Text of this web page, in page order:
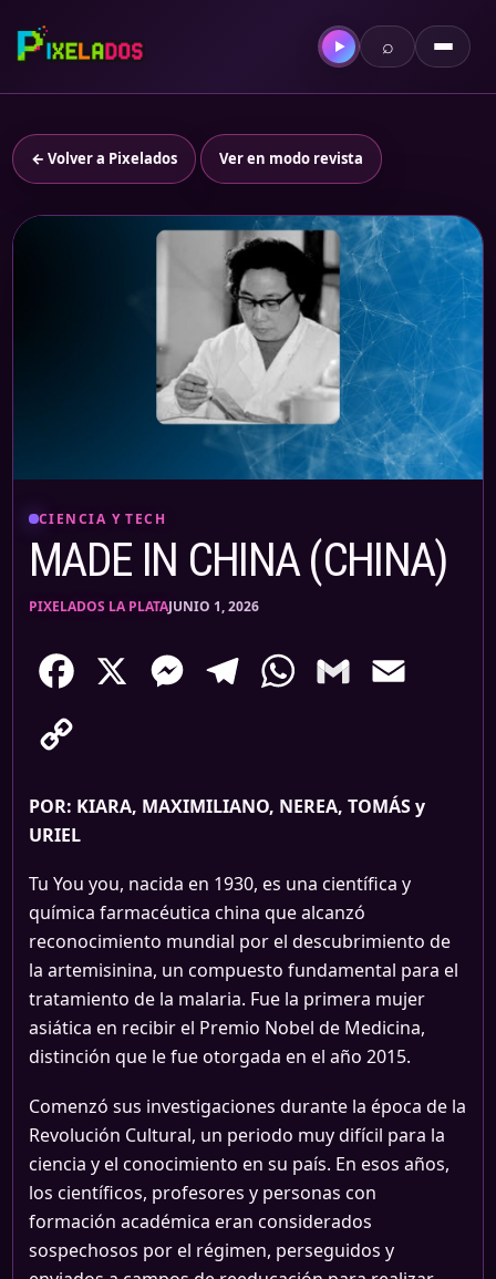
▶ ⌕
← Volver a Pixelados Ver en modo revista
CIENCIA Y TECH
MADE IN CHINA (CHINA)
PIXELADOS LA PLATAJUNIO 1, 2026
Facebook MessengerTelegramWhatsAppGmail
POR: KIARA, MAXIMILIANO, NEREA, TOMÁS y
URIEL
Tu You you, nacida en 1930, es una científica y
química farmacéutica china que alcanzó
reconocimiento mundial por el descubrimiento de
la artemisinina, un compuesto fundamental para el
tratamiento de la malaria. Fue la primera mujer
asiática en recibir el Premio Nobel de Medicina,
distinción que le fue otorgada en el año 2015.
Comenzó sus investigaciones durante la época de la
Revolución Cultural, un periodo muy difícil para la
ciencia y el conocimiento en su país. En esos años,
los científicos, profesores y personas con
formación académica eran considerados
sospechosos por el régimen, perseguidos y